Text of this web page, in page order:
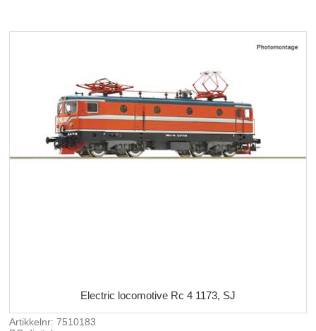
Electric locomotive Rc 4 1173, SJ
Artikkelnr: 7510183